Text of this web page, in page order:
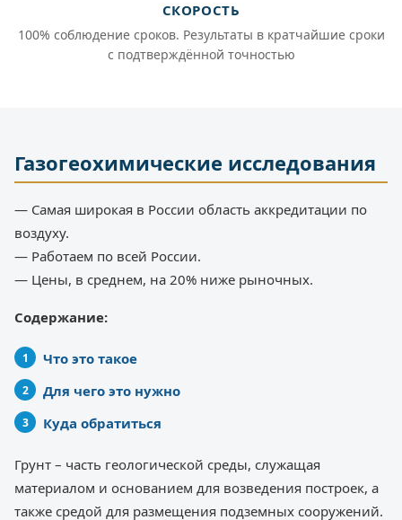
СКОРОСТЬ
100% соблюдение сроков. Результаты в кратчайшие сроки
с подтверждённой точностью
Газогеохимические исследования
— Самая широкая в России область аккредитации по
воздуху.
— Работаем по всей России.
— Цены, в среднем, на 20% ниже рыночных.
Содержание:
Что это такое
Для чего это нужно
Куда обратиться
Грунт – часть геологической среды, служащая
материалом и основанием для возведения построек, а
также средой для размещения подземных сооружений.